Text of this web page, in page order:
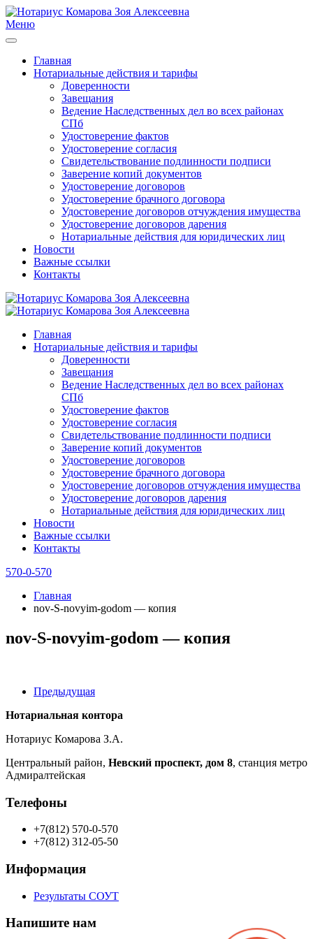
Меню
Главная
Нотариальные действия и тарифы
Доверенности
Завещания
Ведение Наследственных дел во всех районах
СПб
Удостоверение фактов
Удостоверение согласия
Свидетельствование подлинности подписи
Заверение копий документов
Удостоверение договоров
Удостоверение брачного договора
Удостоверение договоров отчуждения имущества
Удостоверение договоров дарения
Нотариальные действия для юридических лиц
Новости
Важные ссылки
Контакты
Главная
Нотариальные действия и тарифы
Доверенности
Завещания
Ведение Наследственных дел во всех районах
СПб
Удостоверение фактов
Удостоверение согласия
Свидетельствование подлинности подписи
Заверение копий документов
Удостоверение договоров
Удостоверение брачного договора
Удостоверение договоров отчуждения имущества
Удостоверение договоров дарения
Нотариальные действия для юридических лиц
Новости
Важные ссылки
Контакты
570-0-570
Главная
nov-S-novyim-godom — копия
nov-S-novyim-godom — копия
Предыдущая
Нотариальная контора
Нотариус Комарова З.А.
Центральный район, Невский проспект, дом 8, станция метро
Адмиралтейская
Телефоны
+7(812) 570-0-570
+7(812) 312-05-50
Информация
Результаты СОУТ
Напишите нам